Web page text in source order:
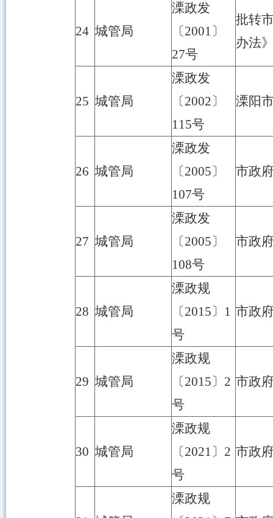
24 城管局
溧政发
〔2001〕
27号
批转
办法
25 城管局
溧政发
〔2002〕
115号
溧阳
26 城管局
溧政发
〔2005〕
107号
市政
27 城管局
溧政发
〔2005〕
108号
市政
28 城管局
溧政规
〔2015〕1
号
市政
29 城管局
溧政规
〔2015〕2
号
市政
30 城管局
溧政规
〔2021〕2
号
市政
溧政规